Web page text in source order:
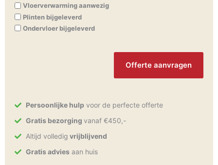
Vloerverwarming aanwezig
Plinten bijgeleverd
Ondervloer bijgeleverd
Persoonlijke hulpvoor de perfecte offerte
Gratis bezorging vanaf €450,-
Altijd volledig vrijblijvend
Gratis adviesaan huis